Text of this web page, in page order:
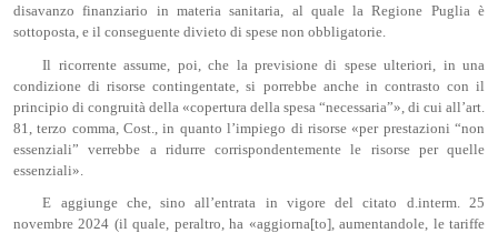
disavanzo finanziario in materia sanitaria, al quale la Regione Puglia è
sottoposta, e il conseguente divieto di spese non obbligatorie.
Il ricorrente assume, poi, che la previsione di spese ulteriori, in una
condizione di risorse contingentate, si porrebbe anche in contrasto con il
principio di congruità della «copertura della spesa “necessaria”», di cui all’art.
81, terzo comma, Cost., in quanto l’impiego di risorse «per prestazioni “non
essenziali” verrebbe a ridurre corrispondentemente le risorse per quelle
essenziali».
E aggiunge che, sino all’entrata in vigore del citato d.interm. 25
novembre 2024 (il quale, peraltro, ha «aggiorna[to], aumentandole, le tariffe